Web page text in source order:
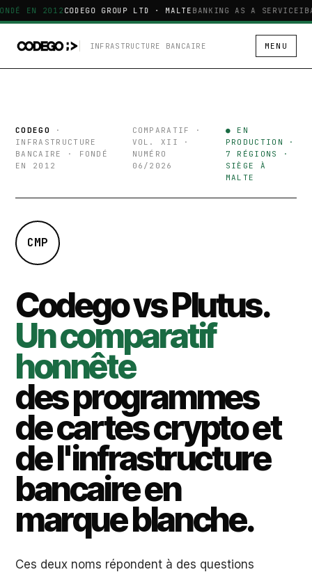
EN 2012CODEGO GROUP LTD · MALTEBANKING AS A SERVICE
INFRASTRUCTURE BANCAIRE MENU
CODEGO ·
INFRASTRUCTURE
BANCAIRE · FONDÉ
EN 2012
COMPARATIF ·
VOL. XII ·
NUMÉRO
06/2026
● EN
PRODUCTION ·
7 RÉGIONS ·
SIÈGE À
MALTE
CMP
Codego vs Plutus.
Un comparatif
honnête
des programmes
de cartes crypto et
de l'infrastructure
bancaire en
marque blanche.
Ces deux noms répondent à des questions